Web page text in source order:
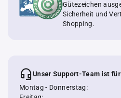
Gütezeichen
Sicherheit und
Shopping.
Unser Support-Team ist
Montag - Donnerstag: